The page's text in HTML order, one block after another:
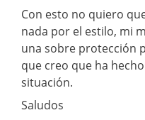
Con esto no quiero
nada por el estilo, mi
una sobre protección
que creo que ha
situación.
Saludos